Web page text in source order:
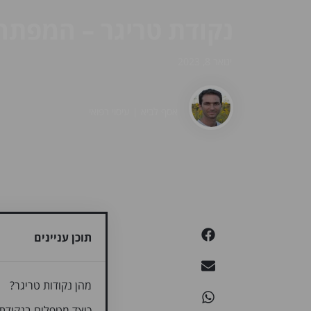
תוכן עניינים
מהן נקודות טריגר?